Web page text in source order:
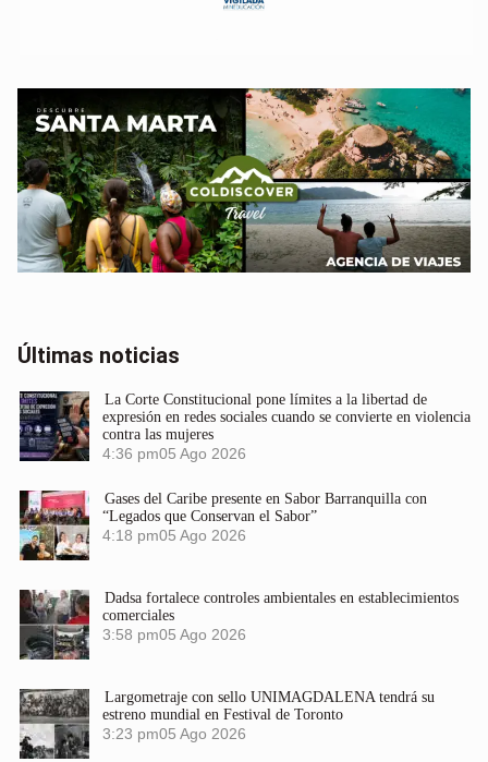
Últimas noticias
La Corte Constitucional pone límites a la libertad de
expresión en redes sociales cuando se convierte en violencia
contra las mujeres
4:36 pm05 Ago 2026
Gases del Caribe presente en Sabor Barranquilla con
“Legados que Conservan el Sabor”
4:18 pm05 Ago 2026
Dadsa fortalece controles ambientales en establecimientos
comerciales
3:58 pm05 Ago 2026
Largometraje con sello UNIMAGDALENA tendrá su
estreno mundial en Festival de Toronto
3:23 pm05 Ago 2026